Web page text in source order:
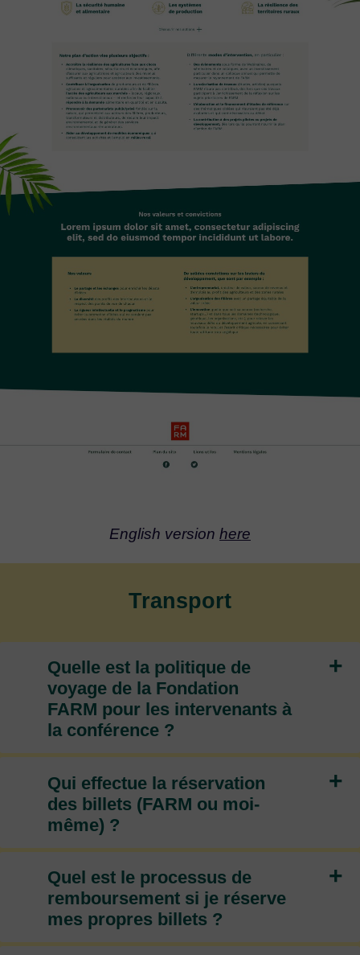
English version here
Transport
+
Quelle est la politique de
voyage de la Fondation
FARM pour les intervenants à
la conférence ?
+
Qui effectue la réservation
des billets (FARM ou moi-
même) ?
+
Quel est le processus de
remboursement si je réserve
mes propres billets ?